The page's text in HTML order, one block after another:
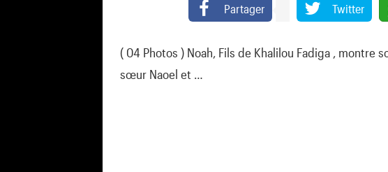
Partager Twitter
( 04 Photos ) Noah, Fils de Khalilou Fadiga , montre
sœur Naoel et …